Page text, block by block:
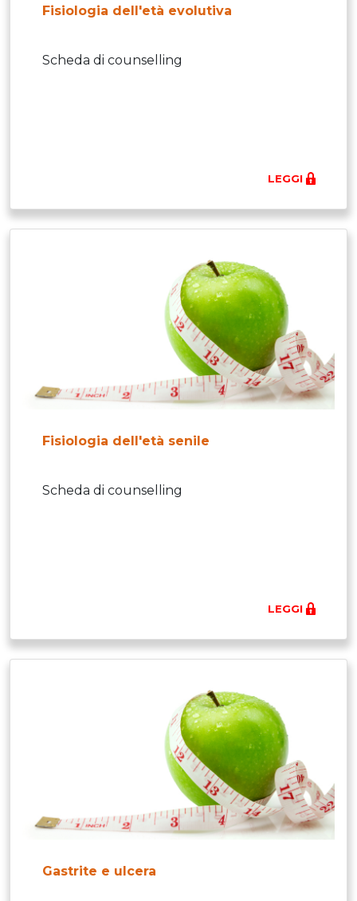
Fisiologia dell'età evolutiva
Scheda di counselling
LEGGI
Fisiologia dell'età senile
Scheda di counselling
LEGGI
Gastrite e ulcera